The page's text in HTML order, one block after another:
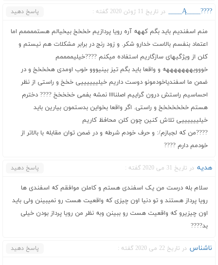
????____Ą____ در تاریخ 11 ژوئن 2020 گفته : پاسخ دهید
منم اسفندیم باید بگم کههه آره رویا پردازیم خخخخ بیخیالم هستممممم اما
اعتماد بنفسم بالاست خدارو شکر. و زود رنج در برابر مشکلات هم نیستم و
کلن از ویژگیهای سازگاریم استفاده میکنم ????خیلیممممم
خوووبهههههههه و واقعا باید بگم تیز بینیووو خوب اومدی هخخخخ و در
ضمن ما اسفندیاخودمونو دوست داریم خیلییییییی خخخ و راستی از نظر
احساسیم راستش درون گراییم اصلناااا نمشه بفمی خخخخخ ???? دخترم
هستم خخخخخخخ و راستی. اگر واقعا بخواین بدستمون بیارین باید
خیلییییییی تلاش کنین چون کلن محافظ کاریم
????من که لجبازم/: و حرف خودم شرطه و در ضمن توان مقابله با بالاتر از
خودمم دارم ????
هدیه در تاریخ 31 می 2020 گفته : پاسخ دهید
سلام بله درست من یک اسفندی هستم و کاملن موافقم که اسفندی ها
رویا پرداز هستند و تو دنیا اون چیزی که واقعیت هست رو نمیبینن ولی باید
اون چیزیرو که واقعیت هست رو ببینن وبه نظر من رویا پرداز بودن خیلی
بد????
ناشناس در تاریخ 22 می 2020 گفته : پاسخ دهید